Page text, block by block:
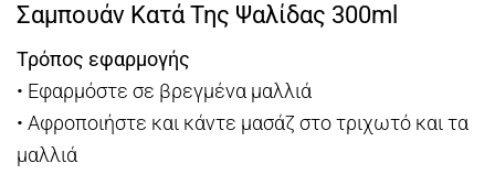
Σαμπουάν Κατά Της Ψαλίδας 300ml
Τρόπος εφαρμογής
• Εφαρμόστε σε βρεγμένα μαλλιά
• Αφροποιήστε και κάντε μασάζ στο τριχωτό και τα
μαλλιά